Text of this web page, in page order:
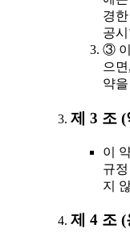
경
공
③ 이
으
약
제 3 조
이
규
지
제 4 조